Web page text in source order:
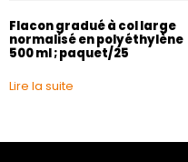
Flacon gradué à col large
normalisé en polyéthylène
500 ml ; paquet/25
Lire la suite